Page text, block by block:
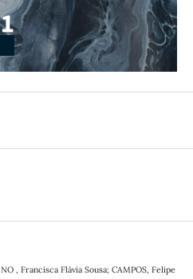
, Francisca Flávia Sousa; CAMPOS, Felipe